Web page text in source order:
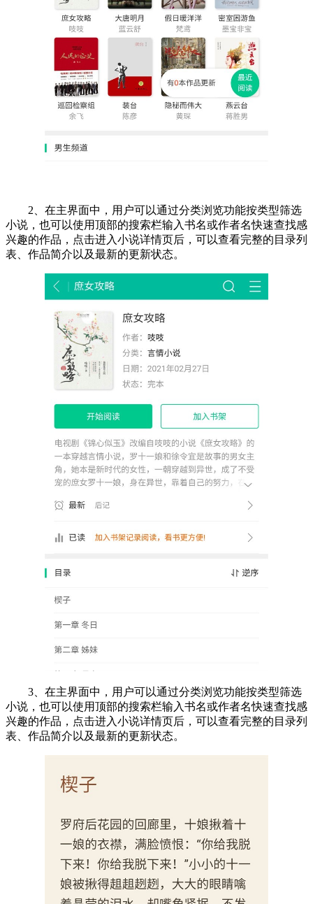
2、在主界面中，用户可以通过分类浏览功能按类型筛选
小说，也可以使用顶部的搜索栏输入书名或作者名快速查找感
兴趣的作品，点击进入小说详情页后，可以查看完整的目录列
表、作品简介以及最新的更新状态。
3、在主界面中，用户可以通过分类浏览功能按类型筛选
小说，也可以使用顶部的搜索栏输入书名或作者名快速查找感
兴趣的作品，点击进入小说详情页后，可以查看完整的目录列
表、作品简介以及最新的更新状态。